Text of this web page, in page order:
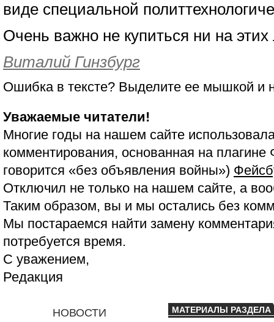
виде специальной
Очень важно не купиться ни на
Виталий Гинзбург
Ошибка в тексте? Выделите ее мышкой и
Уважаемые читатели!
Многие годы на нашем сайте
комментирования, основанная на
говорится «без объявления войны»)
Отключил не только на нашем сайте, а
Таким образом, вы и мы остались без
Мы постараемся найти замену
потребуется время.
С уважением,
Редакция
НОВОСТИ МАТЕРИАЛЫ РАЗДЕЛА